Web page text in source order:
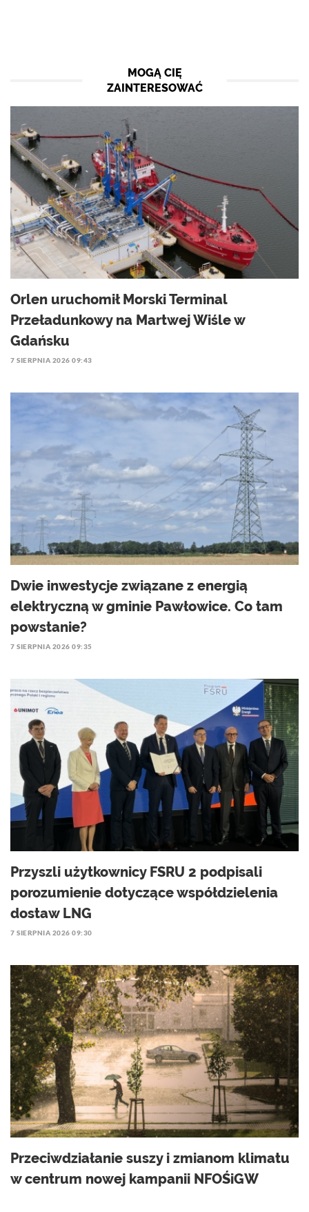
MOGĄ CIĘ
ZAINTERESOWAĆ
Orlen uruchomił Morski Terminal
Przeładunkowy na Martwej Wiśle w
Gdańsku
7 SIERPNIA 2026 09:43
Dwie inwestycje związane z energią
elektryczną w gminie Pawłowice. Co tam
powstanie?
7 SIERPNIA 2026 09:35
Przyszli użytkownicy FSRU 2 podpisali
porozumienie dotyczące współdzielenia
dostaw LNG
7 SIERPNIA 2026 09:30
Przeciwdziałanie suszy i zmianom klimatu
w centrum nowej kampanii NFOŚiGW